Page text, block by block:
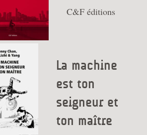
C&F éditions
La machine
est ton
seigneur et
ton maître